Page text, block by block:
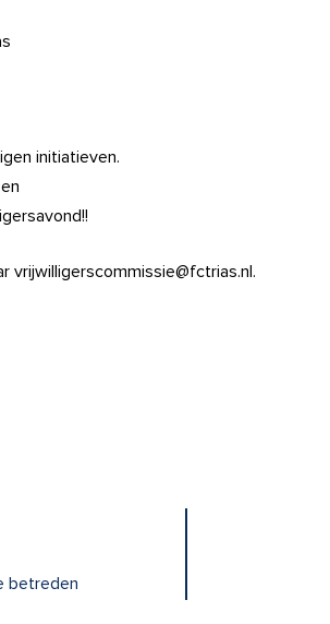
initiatieven.
vrijwilligerscommissie@fctrias.nl.
betreden